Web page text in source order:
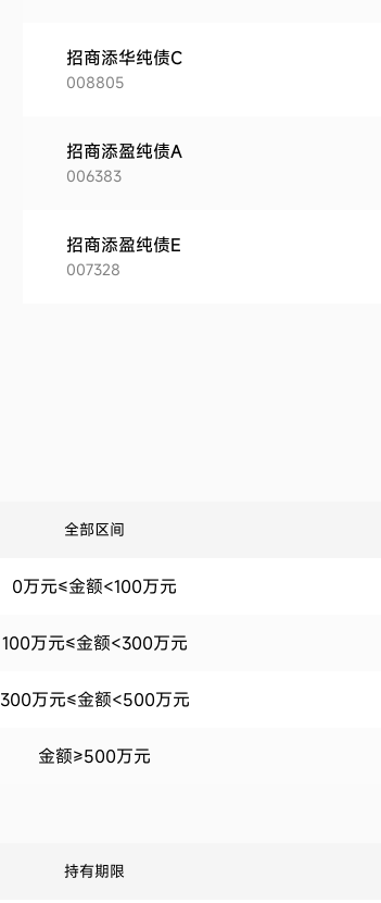
招商添华纯债C
008805
招商添盈纯债A
006383
招商添盈纯债E
007328
全部区间
0万元≤金额<100万元
100万元≤金额<300万元
300万元≤金额<500万元
金额≥500万元
持有期限